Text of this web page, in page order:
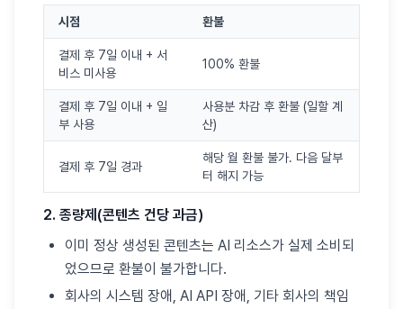
시점 환불
결제 후 7일 이내 + 서
비스 미사용
100% 환불
결제 후 7일 이내 + 일
부 사용
사용분 차감 후 환불 (일할 계
산)
결제 후 7일 경과
해당 월 환불 불가. 다음 달부
터 해지 가능
2. 종량제(콘텐츠 건당 과금)
이미 정상 생성된 콘텐츠는 AI 리소스가 실제 소비되
었으므로 환불이 불가합니다.
회사의 시스템 장애, AI API 장애, 기타 회사의 책임